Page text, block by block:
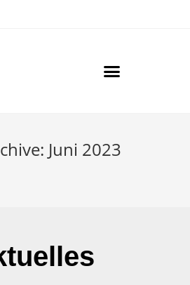
Juni 2023